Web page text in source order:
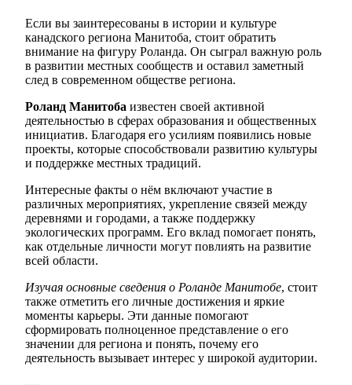
Если вы заинтересованы в истории и культуре
канадского региона Манитоба, стоит обратить
внимание на фигуру Роланда. Он сыграл важную роль
в развитии местных сообществ и оставил заметный
след в современном обществе региона.
Роланд Манитоба известен своей активной
деятельностью в сферах образования и общественных
инициатив. Благодаря его усилиям появились новые
проекты, которые способствовали развитию культуры
и поддержке местных традиций.
Интересные факты о нём включают участие в
различных мероприятиях, укрепление связей между
деревнями и городами, а также поддержку
экологических программ. Его вклад помогает понять,
как отдельные личности могут повлиять на развитие
всей области.
Изучая основные сведения о Роланде Манитобе, стоит
также отметить его личные достижения и яркие
моменты карьеры. Эти данные помогают
сформировать полноценное представление о его
значении для региона и понять, почему его
деятельность вызывает интерес у широкой аудитории.